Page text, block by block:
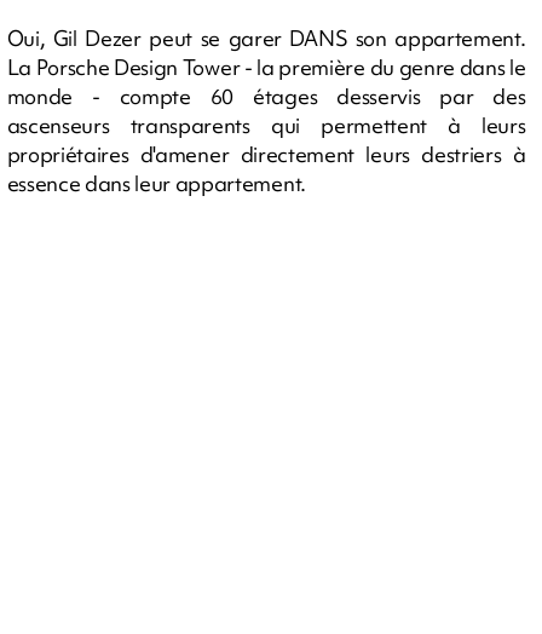
Oui, Gil Dezer peut se garer DANS son appartement.
La Porsche Design Tower - la première du genre dans le
monde - compte 60 étages desservis par des
ascenseurs transparents qui permettent à leurs
propriétaires d'amener directement leurs destriers à
essence dans leur appartement.